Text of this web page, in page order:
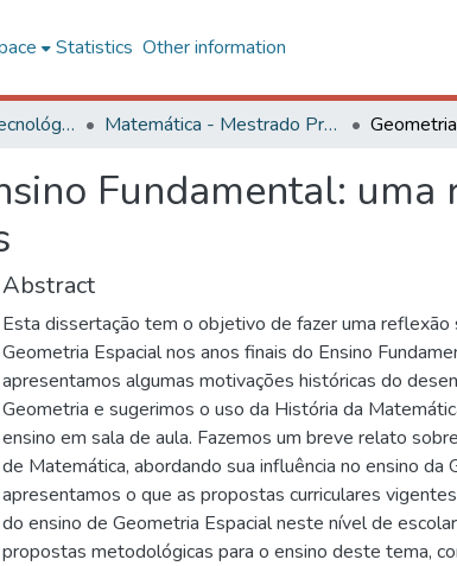
Statistics Other information
Ciências Exatas e Tecnológicas Matemática - Mestrado Profissional
Fundamental: uma
Abstract
Esta dissertação tem o objetivo de fazer uma reflexão
Geometria Espacial nos anos finais do Ensino
apresentamos algumas motivações históricas do
Geometria e sugerimos o uso da História da
ensino em sala de aula. Fazemos um breve relato
de Matemática, abordando sua influência no ensino da
apresentamos o que as propostas curriculares
do ensino de Geometria Espacial neste nível de
propostas metodológicas para o ensino deste tema,